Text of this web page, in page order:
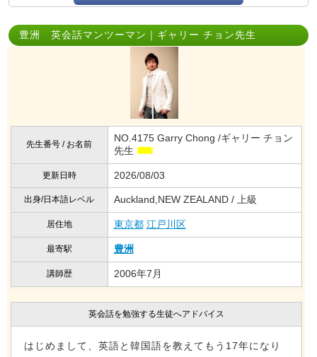
豊洲 英会話マンツーマン｜ギャリー チョン先生
先生番号 / お名前
NO.4175 Garry Chong /ギャリー チョン
先生
更新日時 2026/08/03
出身/日本語レベル Auckland,NEW ZEALAND / 上級
居住地 東京都 江戸川区
最寄駅 豊洲
講師歴 2006年7月
英会話を勉強する生徒へアドバイス
はじめまして、英語と韓国語を教えてもう17年になり